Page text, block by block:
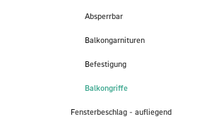
Absperrbar
Balkongarnituren
Befestigung
Balkongriffe
Fensterbeschlag - aufliegend